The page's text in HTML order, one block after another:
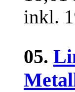
inkl.
05.